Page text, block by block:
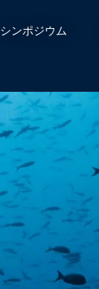
シンポジウム